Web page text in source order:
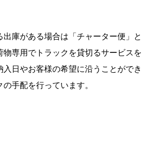
出庫がある場合は「チャーター便」と
物専用でトラックを貸切るサービスを
入日やお客様の希望に沿うことができ
手配を行っています。